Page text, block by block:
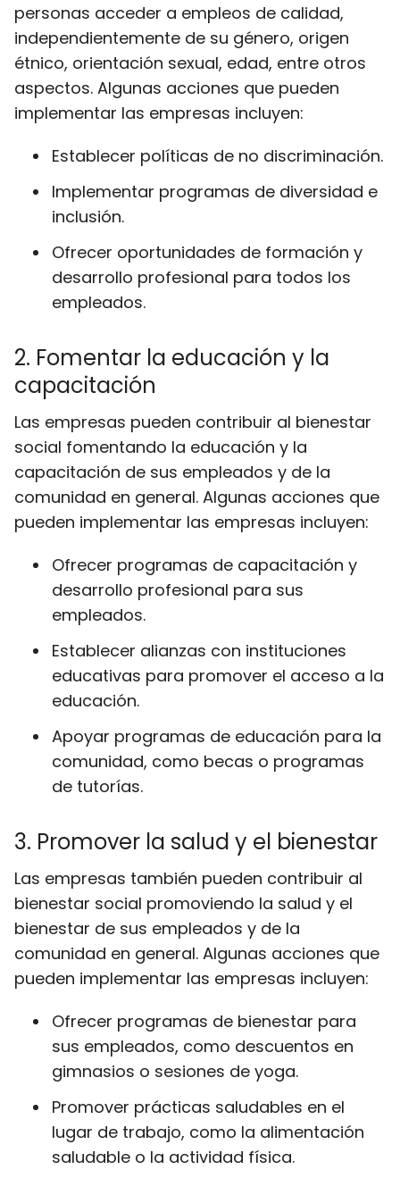
personas acceder a empleos de calidad,
independientemente de su género, origen
étnico, orientación sexual, edad, entre otros
aspectos. Algunas acciones que pueden
implementar las empresas incluyen:
Establecer políticas de no discriminación.
Implementar programas de diversidad e
inclusión.
Ofrecer oportunidades de formación y
desarrollo profesional para todos los
empleados.
2. Fomentar la educación y la
capacitación
Las empresas pueden contribuir al bienestar
social fomentando la educación y la
capacitación de sus empleados y de la
comunidad en general. Algunas acciones que
pueden implementar las empresas incluyen:
Ofrecer programas de capacitación y
desarrollo profesional para sus
empleados.
Establecer alianzas con instituciones
educativas para promover el acceso a la
educación.
Apoyar programas de educación para la
comunidad, como becas o programas
de tutorías.
3. Promover la salud y el bienestar
Las empresas también pueden contribuir al
bienestar social promoviendo la salud y el
bienestar de sus empleados y de la
comunidad en general. Algunas acciones que
pueden implementar las empresas incluyen:
Ofrecer programas de bienestar para
sus empleados, como descuentos en
gimnasios o sesiones de yoga.
Promover prácticas saludables en el
lugar de trabajo, como la alimentación
saludable o la actividad física.